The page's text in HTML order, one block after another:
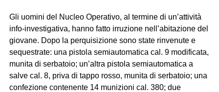
Gli uomini del Nucleo Operativo, al termine di un’attività
info-investigativa, hanno fatto irruzione nell’abitazione del
giovane. Dopo la perquisizione sono state rinvenute e
sequestrate: una pistola semiautomatica cal. 9 modificata,
munita di serbatoio; un’altra pistola semiautomatica a
salve cal. 8, priva di tappo rosso, munita di serbatoio; una
confezione contenente 14 munizioni cal. 380; due